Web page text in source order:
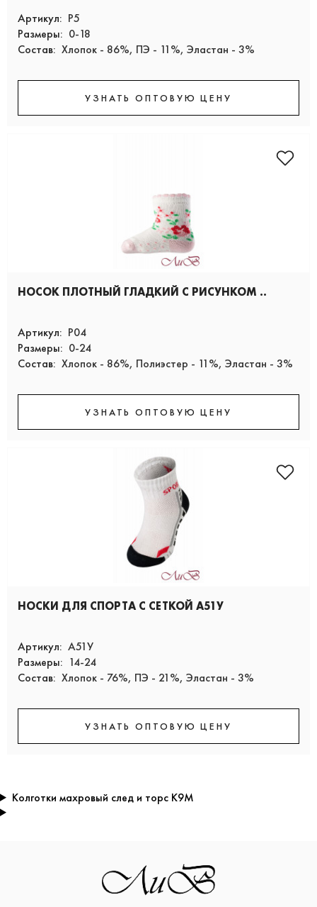
Артикул: Р5
Размеры: 0-18
Состав: Хлопок - 86%, ПЭ - 11%, Эластан - 3%
УЗНАТЬ ОПТОВУЮ ЦЕНУ
НОСОК ПЛОТНЫЙ ГЛАДКИЙ С РИСУНКОМ ..
Артикул: Р04
Размеры: 0-24
Состав: Хлопок - 86%, Полиэстер - 11%, Эластан - 3%
УЗНАТЬ ОПТОВУЮ ЦЕНУ
НОСКИ ДЛЯ СПОРТА С СЕТКОЙ А51У
Артикул: А51У
Размеры: 14-24
Состав: Хлопок - 76%, ПЭ - 21%, Эластан - 3%
УЗНАТЬ ОПТОВУЮ ЦЕНУ
Колготки махровый след и торс К9М